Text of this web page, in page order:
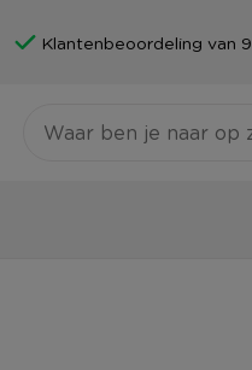
Klantenbeoordeling van 9